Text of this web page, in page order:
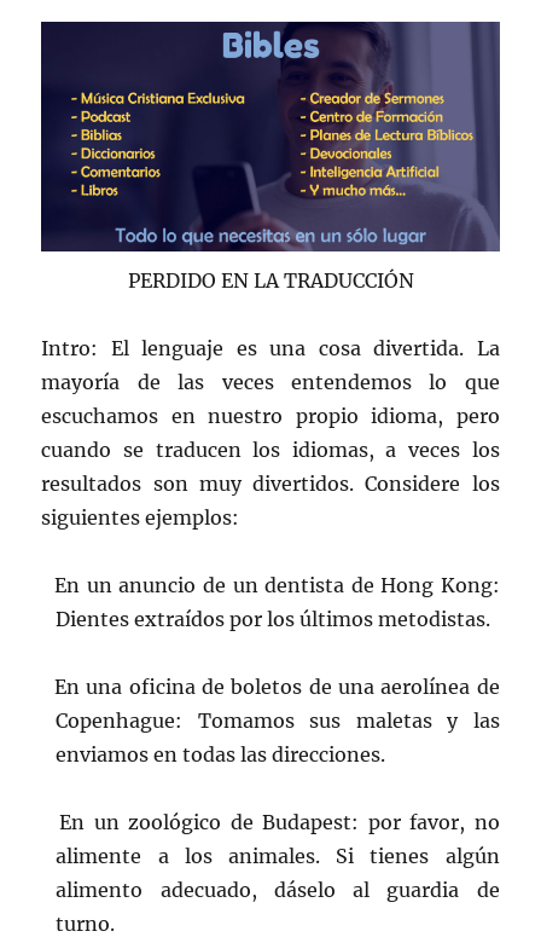
PERDIDO EN LA TRADUCCIÓN
Intro: El lenguaje es una cosa divertida. La
mayoría de las veces entendemos lo que
escuchamos en nuestro propio idioma, pero
cuando se traducen los idiomas, a veces los
resultados son muy divertidos. Considere los
siguientes ejemplos:
En un anuncio de un dentista de Hong Kong:
Dientes extraídos por los últimos metodistas.
En una oficina de boletos de una aerolínea de
Copenhague: Tomamos sus maletas y las
enviamos en todas las direcciones.
En un zoológico de Budapest: por favor, no
alimente a los animales. Si tienes algún
alimento adecuado, dáselo al guardia de
turno.